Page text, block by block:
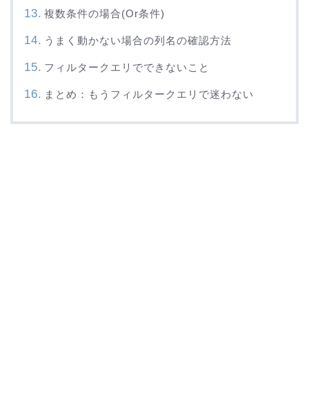
複数条件の場合(Or条件)
うまく動かない場合の列名の確認方法
フィルタークエリでできないこと
まとめ：もうフィルタークエリで迷わない